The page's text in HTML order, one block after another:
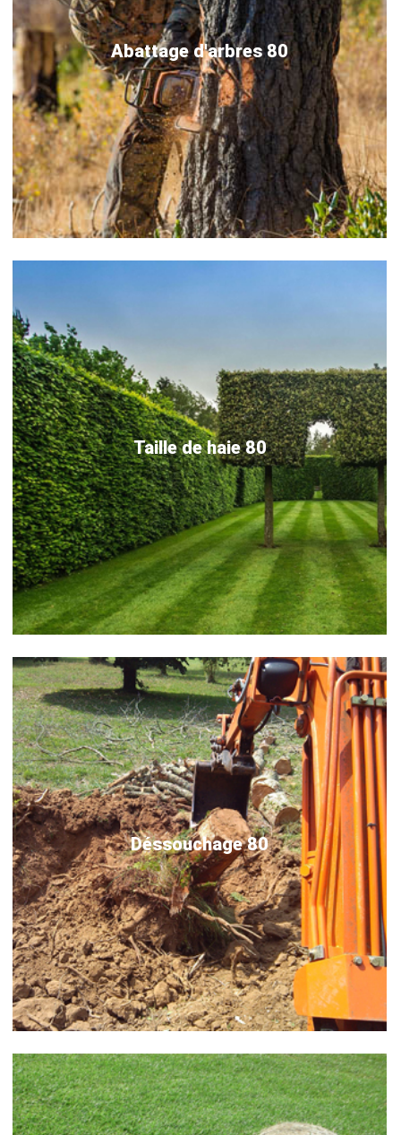
Abattage d'arbres 80
Taille de haie 80
Déssouchage 80